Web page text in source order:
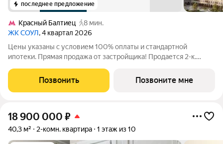
последнее предложение
Красный Балтиец
8 мин.
ЖК СОУЛ, 4 квартал 2026
Цены указаны с условием 100% оплаты и стандартной
ипотеки. Прямая продажа от застройщика! Продается 2-к.
27 этажного дома, Корпус 4. С предчистовой отделкой. Проект
бизнес-класса СОУЛ от
Позвонить Позвоните мне
18 900 000 ₽
40,3 м² 2-комн. квартира 1 этаж из 10